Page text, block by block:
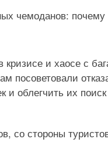
и хаосе с
посоветовали
и облегчить их
со стороны